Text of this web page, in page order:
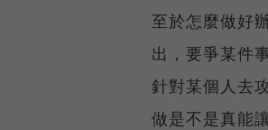
至於怎麼做好
出，要爭某件
針對某個人去
做是不是真能